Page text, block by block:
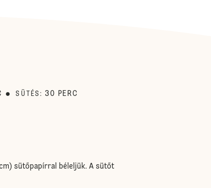
SÜTÉS : 30 PERC
sütőpapírral béleljük. A sütőt